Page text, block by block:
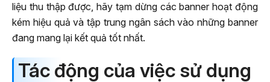
liệu thu thập được, hãy tạm dừng các banner hoạt động
kém hiệu quả và tập trung ngân sách vào những banner
đang mang lại kết quả tốt nhất.
Tác động của việc sử dụng